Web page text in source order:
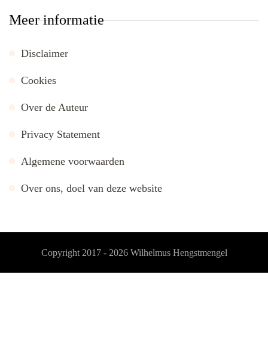
Meer informatie
Disclaimer
Cookies
Over de Auteur
Privacy Statement
Algemene voorwaarden
Over ons, doel van deze website
Copyright 2017 - 2026 Wilhelmus Hengstmengel